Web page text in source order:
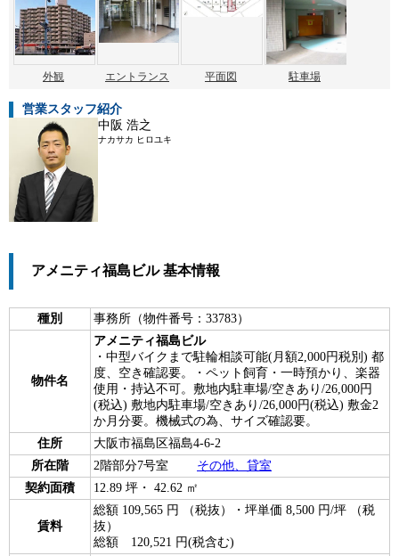
外観 エントランス 平面図 駐車場
営業スタッフ紹介
中阪 浩之
ナカサカ ヒロユキ
アメニティ福島ビル 基本情報
種別 事務所（物件番号：33783）
物件名
アメニティ福島ビル
・中型バイクまで駐輪相談可能(月額2,000円税別) 都
度、空き確認要。・ペット飼育・一時預かり、楽器
使用・持込不可。敷地内駐車場/空きあり/26,000円
(税込) 敷地内駐車場/空きあり/26,000円(税込) 敷金2
か月分要。機械式の為、サイズ確認要。
住所
大阪市福島区福島4-6-2
所在階
2階部分7号室 その他、貸室
契約面積
12.89 坪・ 42.62 ㎡
賃料
総額 109,565 円 （税抜）・坪単価 8,500 円/坪 （税
抜）
総額 120,521 円(税含む)